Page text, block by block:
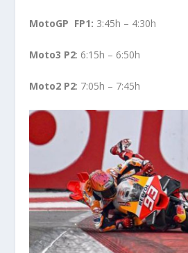
MotoGP FP1: 3:45h – 4:30h
Moto3 P2: 6:15h – 6:50h
Moto2 P2: 7:05h – 7:45h